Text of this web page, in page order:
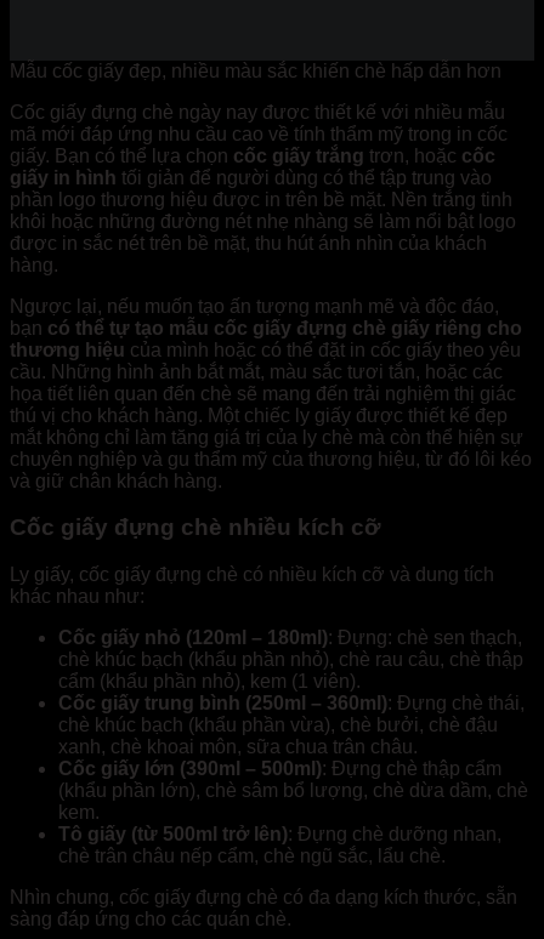
Mẫu cốc giấy đẹp, nhiều màu sắc khiến chè hấp dẫn hơn
Cốc giấy đựng chè ngày nay được thiết kế với nhiều mẫu
mã mới đáp ứng nhu cầu cao về tính thẩm mỹ trong in cốc
giấy. Bạn có thể lựa chọn cốc giấy trắng trơn, hoặc cốc
giấy in hình tối giản để người dùng có thể tập trung vào
phần logo thương hiệu được in trên bề mặt. Nền trắng tinh
khôi hoặc những đường nét nhẹ nhàng sẽ làm nổi bật logo
được in sắc nét trên bề mặt, thu hút ánh nhìn của khách
hàng.
Ngược lại, nếu muốn tạo ấn tượng mạnh mẽ và độc đáo,
bạn có thể tự tạo mẫu cốc giấy đựng chè giấy riêng cho
thương hiệu của mình hoặc có thể đặt in cốc giấy theo yêu
cầu. Những hình ảnh bắt mắt, màu sắc tươi tắn, hoặc các
họa tiết liên quan đến chè sẽ mang đến trải nghiệm thị giác
thú vị cho khách hàng. Một chiếc ly giấy được thiết kế đẹp
mắt không chỉ làm tăng giá trị của ly chè mà còn thể hiện sự
chuyên nghiệp và gu thẩm mỹ của thương hiệu, từ đó lôi kéo
và giữ chân khách hàng.
Cốc giấy đựng chè nhiều kích cỡ
Ly giấy, cốc giấy đựng chè có nhiều kích cỡ và dung tích
khác nhau như:
Cốc giấy nhỏ (120ml – 180ml): Đựng: chè sen thạch,
chè khúc bạch (khẩu phần nhỏ), chè rau câu, chè thập
cẩm (khẩu phần nhỏ), kem (1 viên).
Cốc giấy trung bình (250ml – 360ml): Đựng chè thái,
chè khúc bạch (khẩu phần vừa), chè bưởi, chè đậu
xanh, chè khoai môn, sữa chua trân châu.
Cốc giấy lớn (390ml – 500ml): Đựng chè thập cẩm
(khẩu phần lớn), chè sâm bổ lượng, chè dừa dầm, chè
kem.
Tô giấy (từ 500ml trở lên): Đựng chè dưỡng nhan,
chè trân châu nếp cẩm, chè ngũ sắc, lẩu chè.
Nhìn chung, cốc giấy đựng chè có đa dạng kích thước, sẵn
sàng đáp ứng cho các quán chè.